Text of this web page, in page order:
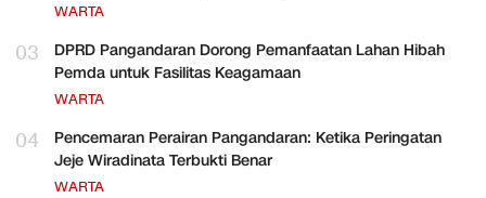
WARTA
03
DPRD Pangandaran Dorong Pemanfaatan Lahan Hibah
Pemda untuk Fasilitas Keagamaan
WARTA
04
Pencemaran Perairan Pangandaran: Ketika Peringatan
Jeje Wiradinata Terbukti Benar
WARTA